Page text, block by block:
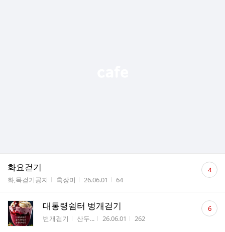
화요걷기
게시판명
화,목걷기공지 작성자
흑장미 작성시간
26.06.01 조회수
64
댓
글 4
대통령쉼터 벙개걷기
게시판명
번개걷기 작성자
산두... 작성시간
26.06.01 조회수
262
댓
글 6